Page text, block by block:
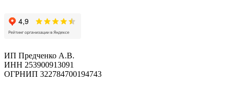
ИП Предченко А.В.
ИНН 253900913091
ОГРНИП 322784700194743